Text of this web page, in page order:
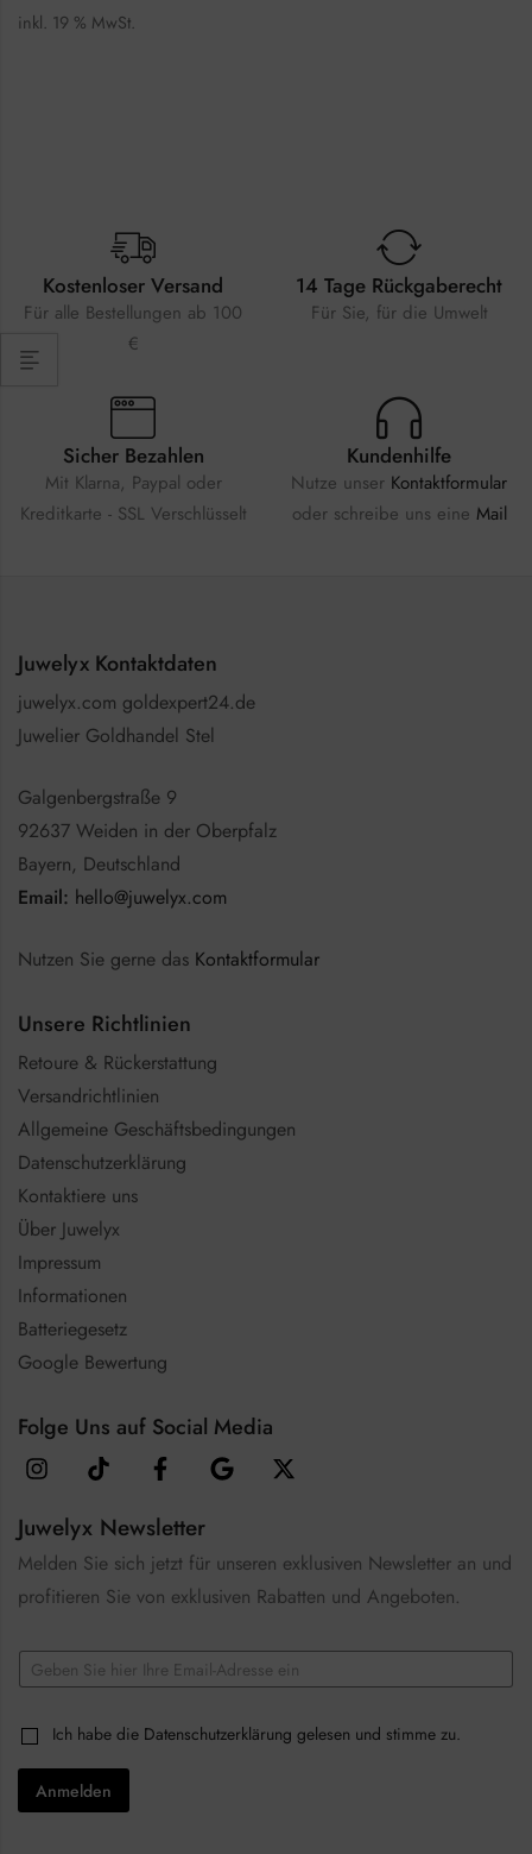
inkl. 19 % MwSt.
Kostenloser Versand
Für alle Bestellungen ab 100
€
14 Tage Rückgaberecht
Für Sie, für die Umwelt
Sicher Bezahlen
Mit Klarna, Paypal oder
Kreditkarte - SSL Verschlüsselt
Kundenhilfe
Nutze unser Kontaktformular
oder schreibe uns eine Mail
Juwelyx Kontaktdaten
juwelyx.com goldexpert24.de
Juwelier Goldhandel Stel
Galgenbergstraße 9
92637 Weiden in der Oberpfalz
Bayern, Deutschland
Email: hello@juwelyx.com
Nutzen Sie gerne das Kontaktformular
Unsere Richtlinien
Retoure & Rückerstattung
Versandrichtlinien
Allgemeine Geschäftsbedingungen
Datenschutzerklärung
Kontaktiere uns
Über Juwelyx
Impressum
Informationen
Batteriegesetz
Google Bewertung
Folge Uns auf Social Media
Juwelyx Newsletter
Melden Sie sich jetzt für unseren exklusiven Newsletter an und
profitieren Sie von exklusiven Rabatten und Angeboten.
a
l
C
h
c
E
m
lC
h
e
k
Ich habe die Datenschutzerklärung gelesen und stimme zu.
Anmelden